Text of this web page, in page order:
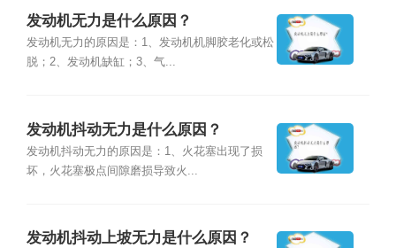
发动机无力是什么原因？
发动机无力的原因是：1、发动机机脚胶老化或松
脱；2、发动机缺缸；3、气...
发动机抖动无力是什么原因？
发动机抖动无力的原因是：1、火花塞出现了损
坏，火花塞极点间隙磨损导致火...
发动机抖动上坡无力是什么原因？